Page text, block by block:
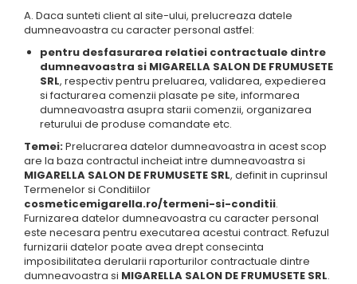
A. Daca sunteti client al site-ului, prelucreaza datele
dumneavoastra cu caracter personal astfel:
pentru desfasurarea relatiei contractuale dintre
dumneavoastra si MIGARELLA SALON DE FRUMUSETE
SRL, respectiv pentru preluarea, validarea, expedierea
si facturarea comenzii plasate pe site, informarea
dumneavoastra asupra starii comenzii, organizarea
returului de produse comandate etc.
Temei:Prelucrarea datelor dumneavoastra in acest scop
are la baza contractul incheiat intre dumneavoastra si
MIGARELLA SALON DE FRUMUSETE SRL, definit in cuprinsul
Termenelor si Conditiilor
cosmeticemigarella.ro/termeni-si-conditii.
Furnizarea datelor dumneavoastra cu caracter personal
este necesara pentru executarea acestui contract. Refuzul
furnizarii datelor poate avea drept consecinta
imposibilitatea derularii raporturilor contractuale dintre
dumneavoastra si MIGARELLA SALON DE FRUMUSETE SRL.